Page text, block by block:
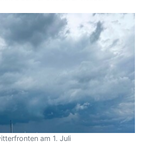
am 1. Juli